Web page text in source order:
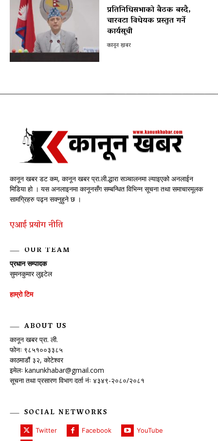
प्रतिनिधिसभाको बैठक बस्दै,
चारवटा विधेयक प्रस्तुत गर्ने
कार्यसूची
कानून खबर
कानून खबर डट कम, कानून खबर प्रा.ली.द्धारा सञ्चालनमा ल्याइएको अनलाईन
मिडिया हो । यस अनलाइनमा कानूनसँग सम्बन्धित विभिन्न सूचना तथा समाचारमूलक
सामग्रिहरु पढ्न सक्नुहुने छ ।
एआई प्रयाेग नीति
OUR TEAM
प्रधान सम्पादक
सुमनकुमार लुइटेल
हाम्रो टिम
ABOUT US
कानून खबर प्रा. ली.
फोनः ९८५१००३३८५
काठमाडौं ३२, कोटेश्वर
इमेलः kanunkhabar@gmail.com
सूचना तथा प्रसारण विभाग दर्ता नंः ४३४९-२०८०/२०८१
SOCIAL NETWORKS
Twitter Facebook YouTube